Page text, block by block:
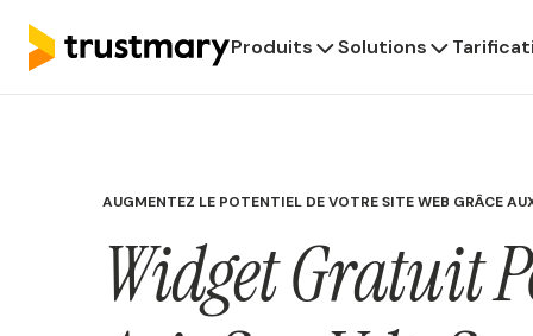
Produits Solutions
AUGMENTEZ LE POTENTIEL DE VOTRE SITE WEB GRÂCE
Widget Gratuit